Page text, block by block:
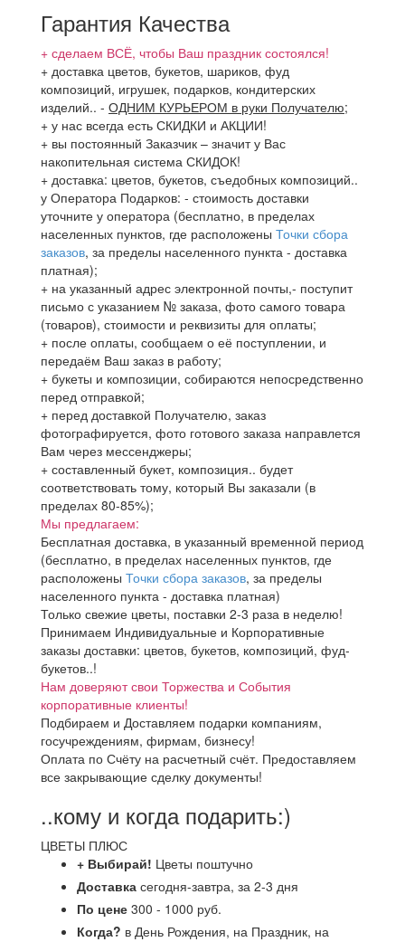
Гарантия Качества
+ сделаем ВСЁ, чтобы Ваш праздник состоялся!
+ доставка цветов, букетов, шариков, фуд
композиций, игрушек, подарков, кондитерских
изделий.. - ОДНИМ КУРЬЕРОМ в руки Получателю;
+ у нас всегда есть СКИДКИ и АКЦИИ!
+ вы постоянный Заказчик – значит у Вас
накопительная система СКИДОК!
+ доставка: цветов, букетов, съедобных композиций..
у Оператора Подарков: - стоимость доставки
уточните у оператора (бесплатно, в пределах
населенных пунктов, где расположены Точки сбора
заказов, за пределы населенного пункта - доставка
платная);
+ на указанный адрес электронной почты,- поступит
письмо с указанием № заказа, фото самого товара
(товаров), стоимости и реквизиты для оплаты;
+ после оплаты, сообщаем о её поступлении, и
передаём Ваш заказ в работу;
+ букеты и композиции, собираются непосредственно
перед отправкой;
+ перед доставкой Получателю, заказ
фотографируется, фото готового заказа направлется
Вам через мессенджеры;
+ составленный букет, композиция.. будет
соответствовать тому, который Вы заказали (в
пределах 80-85%);
Мы предлагаем:
Бесплатная доставка, в указанный временной период
(бесплатно, в пределах населенных пунктов, где
расположены Точки сбора заказов, за пределы
населенного пункта - доставка платная)
Только свежие цветы, поставки 2-3 раза в неделю!
Принимаем Индивидуальные и Корпоративные
заказы доставки: цветов, букетов, композиций, фуд-
букетов..!
Нам доверяют свои Торжества и События
корпоративные клиенты!
Подбираем и Доставляем подарки компаниям,
госучреждениям, фирмам, бизнесу!
Оплата по Счёту на расчетный счёт. Предоставляем
все закрывающие сделку документы!
..кому и когда подарить:)
ЦВЕТЫ ПЛЮС
+ Выбирай! Цветы поштучно
Доставка сегодня-завтра, за 2-3 дня
По цене 300 - 1000 руб.
Когда? в День Рождения, на Праздник, на